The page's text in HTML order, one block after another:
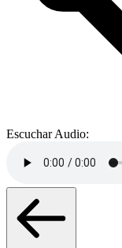
Escuchar Audio: